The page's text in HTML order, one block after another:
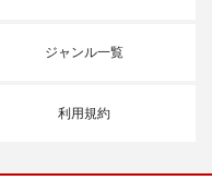
ジャンル一覧
利用規約